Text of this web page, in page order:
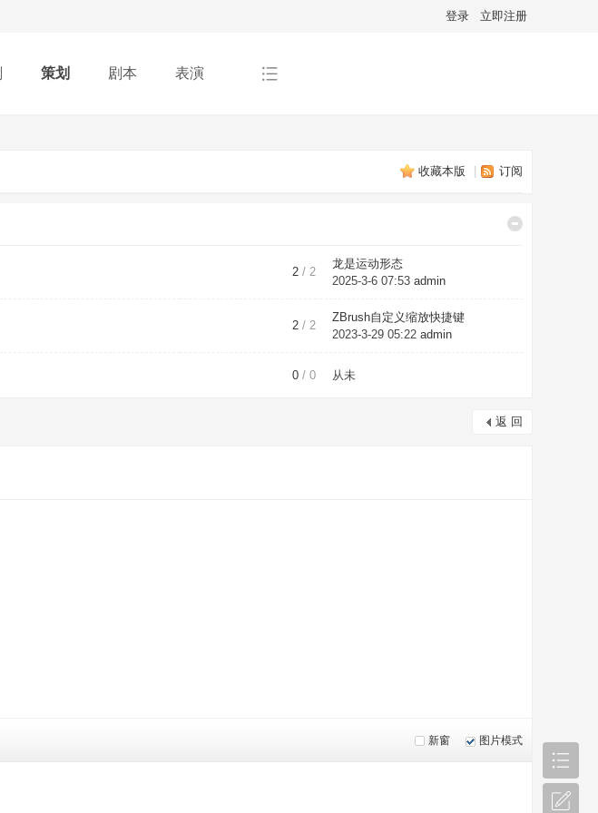
登录 立即注册
策划 剧本 表演
收藏本版 订阅
2 / 2
龙是运动形态
2025-3-6 07:53 admin
2 / 2
ZBrush自定义缩放快捷键
2023-3-29 05:22 admin
0 / 0 从未
返 回
新窗 图片模式